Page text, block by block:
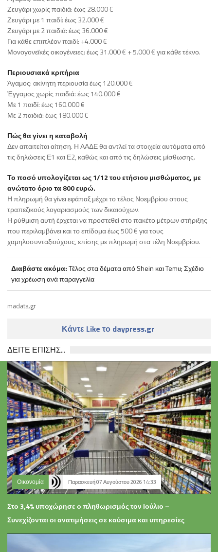
Ζευγάρι χωρίς παιδιά: έως 28.000 €
Ζευγάρι με 1 παιδί: έως 32.000 €
Ζευγάρι με 2 παιδιά: έως 36.000 €
Για κάθε επιπλέον παιδί: +4.000 €
Μονογονεϊκές οικογένειες: έως 31.000 € + 5.000 € για κάθε τέκνο.
Περιουσιακά κριτήρια
Άγαμος: ακίνητη περιουσία έως 120.000 €
Έγγαμος χωρίς παιδιά: έως 140.000 €
Με 1 παιδί: έως 160.000 €
Με 2 παιδιά: έως 180.000 €
Πώς θα γίνει η καταβολή
Δεν απαιτείται αίτηση. Η ΑΑΔΕ θα αντλεί τα στοιχεία αυτόματα από
τις δηλώσεις Ε1 και Ε2, καθώς και από τις δηλώσεις μίσθωσης.
Το ποσό υπολογίζεται ως 1/12 του ετήσιου μισθώματος, με
ανώτατο όριο τα 800 ευρώ.
Η πληρωμή θα γίνει εφάπαξ μέχρι το τέλος Νοεμβρίου στους
τραπεζικούς λογαριασμούς των δικαιούχων.
Η ρύθμιση αυτή έρχεται να προστεθεί στο πακέτο μέτρων στήριξης
που περιλαμβάνει και το επίδομα έως 500 € για τους
χαμηλοσυνταξιούχους, επίσης με πληρωμή στα τέλη Νοεμβρίου.
Διαβάστε ακόμα:Τέλος στα δέματα από Shein και Temu; Σχέδιο
για χρέωση ανά παραγγελία
madata.gr
Κάντε Like το daypress.gr
ΔΕΙΤΕ ΕΠΙΣΗΣ...
Οικονομία Παρασκευή 07 Αυγούστου 2026 14:33
Στο 3,4% υποχώρησε ο πληθωρισμός τον Ιούλιο –
Συνεχίζονται οι ανατιμήσεις σε καύσιμα και υπηρεσίες